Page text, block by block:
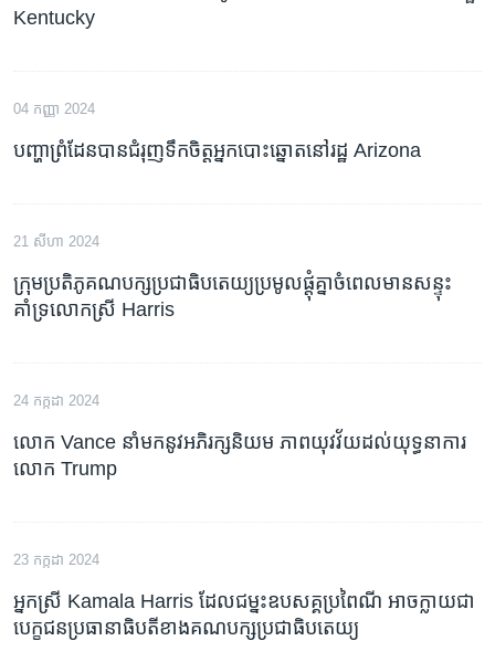
Kentucky
04 កញ្ញា 2024
បញ្ហា​ព្រំដែន​បាន​ជំរុញ​ទឹកចិត្ត​អ្នក​បោះឆ្នោត​នៅ​រដ្ឋ Arizona
21 សីហា 2024
ក្រុមប្រតិភូ​គណបក្ស​ប្រជាធិបតេយ្យ​ប្រមូល​ផ្តុំគ្នា​ចំពេលមាន​សន្ទុះ​
គាំទ្រ​​​លោកស្រី Harris
24 កក្កដា 2024
លោក Vance នាំមកនូវ​អភិរក្ស​និយម ភាព​យុវវ័យ​ដល់​យុទ្ធនាការ​
លោក Trump
23 កក្កដា 2024
អ្នកស្រី Kamala Harris ដែល​ជម្នះ​ឧបសគ្គ​ប្រពៃណី អាច​ក្លាយ​ជា​
បេក្ខជន​ប្រធានាធិបតី​ខាង​គណបក្ស​ប្រជាធិបតេយ្យ